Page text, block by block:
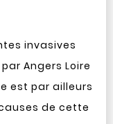
invasives
Angers Loire
est par ailleurs
de cette